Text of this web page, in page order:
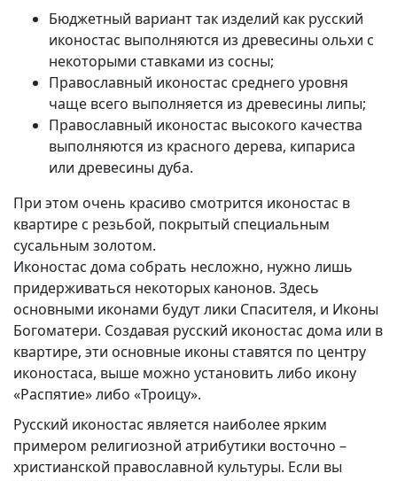
Бюджетный вариант так изделий как русский
иконостас выполняются из древесины ольхи с
некоторыми ставками из сосны;
Православный иконостас среднего уровня
чаще всего выполняется из древесины липы;
Православный иконостас высокого качества
выполняются из красного дерева, кипариса
или древесины дуба.
При этом очень красиво смотрится иконостас в
квартире с резьбой, покрытый специальным
сусальным золотом.
Иконостас дома собрать несложно, нужно лишь
придерживаться некоторых канонов. Здесь
основными иконами будут лики Спасителя, и Иконы
Богоматери. Создавая русский иконостас дома или в
квартире, эти основные иконы ставятся по центру
иконостаса, выше можно установить либо икону
«Распятие» либо «Троицу».
Русский иконостас является наиболее ярким
примером религиозной атрибутики восточно –
христианской православной культуры. Если вы